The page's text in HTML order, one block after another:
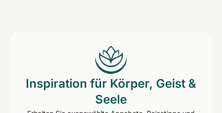
Inspiration für Körper, Geist &
Seele